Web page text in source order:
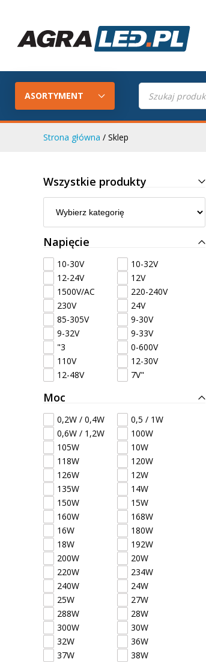
Darmowa
ASORTYMENT
Wyszukiwarka
produktów
Konfigurator LED
Lampy tylne LED
Lampy ostrzegawcze
LED
Panele świetlne LED
LED
Zestawy oświetlenia
LED
Często zadawane
pytania
Strona główna / Sklep
Wszystkie produkty
Napięcie
10-30V
10-32V
12-24V
12V
1500V/AC
220-240V
230V
24V
85-305V
9-30V
9-32V
9-33V
"3
0-600V
110V
12-30V
12-48V
7V"
Moc
0,2W / 0,4W
0,5 / 1W
0,6W / 1,2W
100W
105W
10W
118W
120W
126W
12W
135W
14W
150W
15W
160W
168W
16W
180W
18W
192W
200W
20W
220W
234W
240W
24W
25W
27W
288W
28W
300W
30W
32W
36W
37W
38W